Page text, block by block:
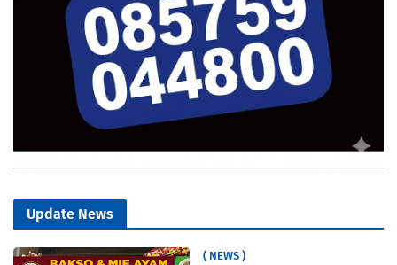
Update News
( NEWS )